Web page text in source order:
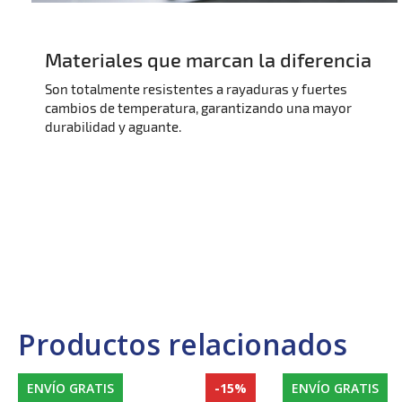
Materiales que marcan la diferencia
Son totalmente resistentes a rayaduras y fuertes
cambios de temperatura, garantizando una mayor
durabilidad y aguante.
Productos relacionados
ENVÍO GRATIS -15% ENVÍO GRATIS